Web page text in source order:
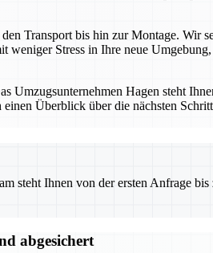
Transport bis hin zur Montage. Wir
Stress in Ihre neue
Umzugsunternehmen Hagen steht
Überblick über die nächsten
steht Ihnen von der ersten Anfrage
abgesichert